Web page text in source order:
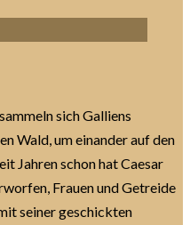
sich Galliens
Wald, um einander auf den
Jahren schon hat Caesar
Frauen und Getreide
seiner geschickten